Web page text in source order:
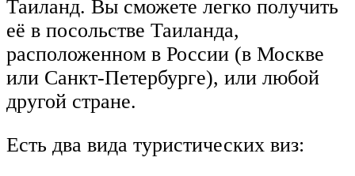
Таиланд. Вы сможете легко получить
её в посольстве Таиланда,
расположенном в России (в Москве
или Санкт-Петербурге), или любой
другой стране.
Есть два вида туристических виз: